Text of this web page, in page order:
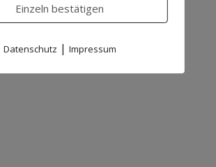
Einzeln bestätigen
Datenschutz | Impressum